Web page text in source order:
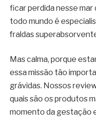
ficar perdida nesse mar
todo mundo é
fraldas
Mas calma, porque
essa missão tão
grávidas. Nossos
quais são os produtos
momento da gestação